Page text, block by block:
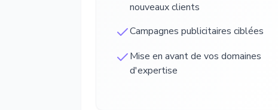
nouveaux clients
Campagnes publicitaires ciblées
Mise en avant de vos domaines
d'expertise